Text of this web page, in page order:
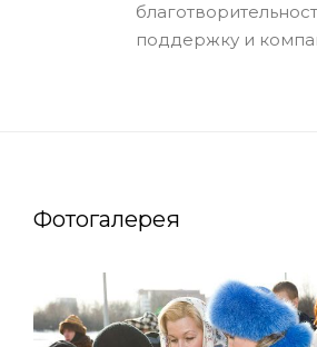
поддержку и
Фотогалерея